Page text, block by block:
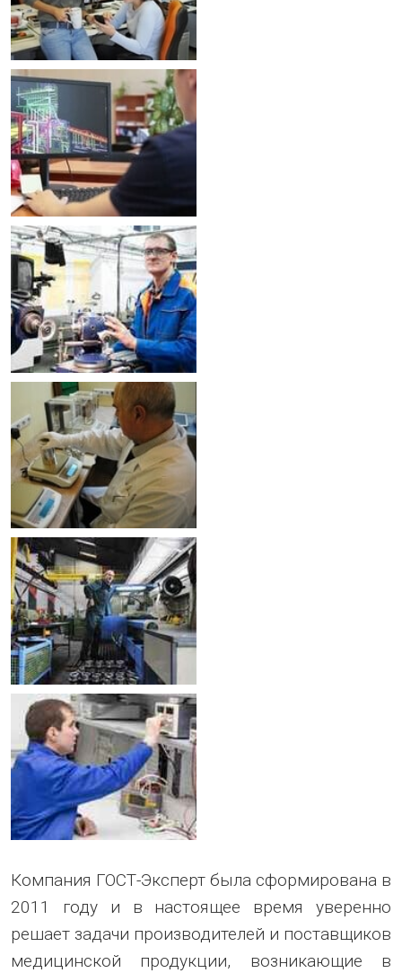
Компания ГОСТ-Эксперт была сформирована в
2011 году и в настоящее время уверенно
решает задачи производителей и поставщиков
медицинской продукции, возникающие в